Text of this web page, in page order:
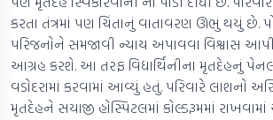
કરતા તંત્રમાં પણ ચિંતાનું વાતાવરણ ઊભું થયું છે.
પરિજનોને સમજાવી ન્યાય અપાવવા વિશ્વાસ
આગ્રહ કરશે. આ તરફ વિદ્યાર્થિનીના મૃતદેહનું પેનલ
વડોદરામાં કરવામાં આવ્યું હતું. પરિવારે લાશનો
મૃતદેહને સયાજી હોસ્પિટલમાં કોલ્ડરૂમમાં